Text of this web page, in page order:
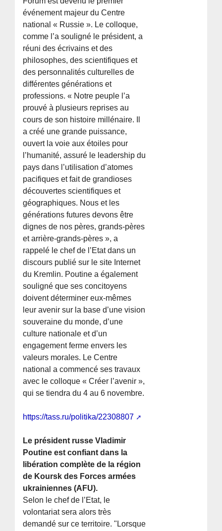
événement majeur du Centre
national « Russie ». Le colloque,
comme l’a souligné le président, a
réuni des écrivains et des
philosophes, des scientifiques et
des personnalités culturelles de
différentes générations et
professions. « Notre peuple l’a
prouvé à plusieurs reprises au
cours de son histoire millénaire. Il
a créé une grande puissance,
ouvert la voie aux étoiles pour
l’humanité, assuré le leadership du
pays dans l’utilisation d’atomes
pacifiques et fait de grandioses
découvertes scientifiques et
géographiques. Nous et les
générations futures devons être
dignes de nos pères, grands-pères
et arrière-grands-pères », a
rappelé le chef de l’Etat dans un
discours publié sur le site Internet
du Kremlin. Poutine a également
souligné que ses concitoyens
doivent déterminer eux-mêmes
leur avenir sur la base d’une vision
souveraine du monde, d’une
culture nationale et d’un
engagement ferme envers les
valeurs morales. Le Centre
national a commencé ses travaux
avec le colloque « Créer l’avenir »,
qui se tiendra du 4 au 6 novembre.
https://tass.ru/politika/22308807
Le président russe Vladimir
Poutine est confiant dans la
libération complète de la région
de Koursk des Forces armées
ukrainiennes (AFU).
Selon le chef de l’Etat, le
volontariat sera alors très
demandé sur ce territoire. "Lorsque